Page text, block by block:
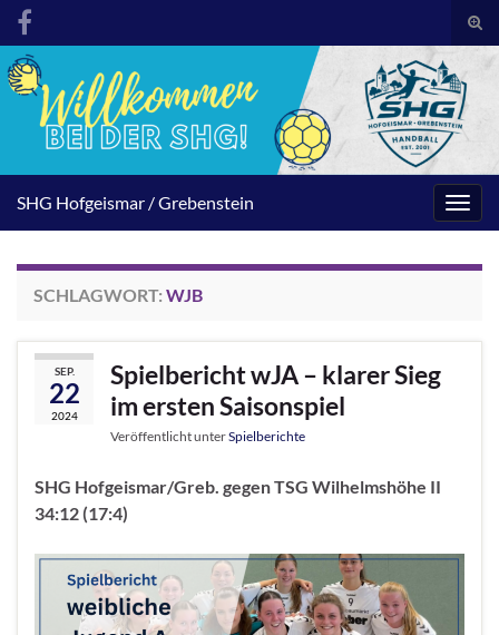
SHG Hofgeismar / Grebenstein
SCHLAGWORT: WJB
SEP.
22
2024
Spielbericht wJA – klarer Sieg
im ersten Saisonspiel
Veröffentlicht unterSpielberichte
SHG Hofgeismar/Greb. gegen TSG Wilhelmshöhe II
34:12 (17:4)